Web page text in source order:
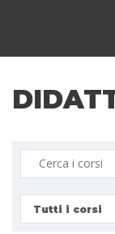
Tutti i corsi